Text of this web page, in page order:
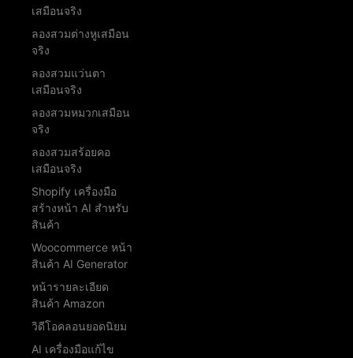
เสมือนจริง
ลองสวมต่างหูเสมือน
จริง
ลองสวมแว่นตา
เสมือนจริง
ลองสวมหมวกเสมือน
จริง
ลองสวมสร้อยคอ
เสมือนจริง
Shopify เครื่องมือ
สร้างหน้า AI สำหรับ
สินค้า
Woocommerce หน้า
สินค้า AI Generator
หน้ารายละเอียด
สินค้า Amazon
วิดีโอคลอนยอดนิยม
AI เครื่องมือแก้ไข